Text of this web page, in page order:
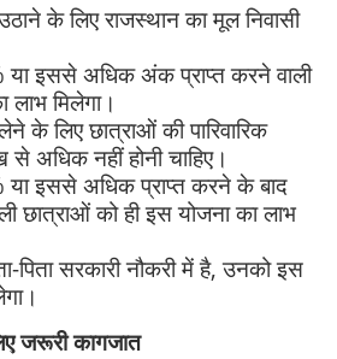
के लिए राजस्थान का मूल निवासी
इससे अधिक अंक प्राप्त करने वाली
लाभ मिलेगा।
के लिए छात्राओं की पारिवारिक
अधिक नहीं होनी चाहिए।
इससे अधिक प्राप्त करने के बाद
छात्राओं को ही इस योजना का लाभ
पिता सरकारी नौकरी में है, उनको इस
जरूरी कागजात